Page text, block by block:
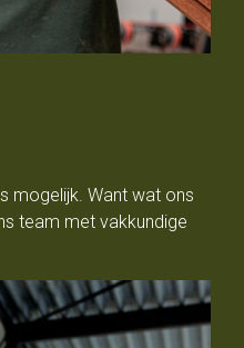
mogelijk. Want wat ons
team met vakkundige